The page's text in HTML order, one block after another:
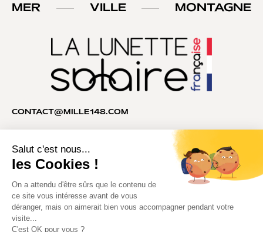
MER VILLE MONTAGNE
CONTACT@MILLE148.COM
Copyright © 2026 MILLE148®. Tous droits réservés.